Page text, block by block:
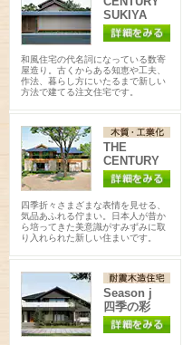
SUKIYA
和風住宅の代名詞になっている数寄
屋造り。古くからある知恵や工夫、
作法、暮らし方にいたるまで新しい
方法で建てる注文住宅です。
THE
CENTURY
四季折々さまざまな表情を見せる、
気品あふれる佇まい。日本人が昔か
ら培ってきた美意識がすみずみに取
り入れられた新しい住まいです。
Season j
四季の彩